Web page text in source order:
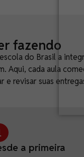
fazendo
do Brasil a
Aqui, cada aula
e revisar suas
a primeira